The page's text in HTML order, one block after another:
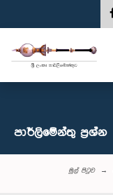
පාර්ලි‌මේන්තු‌ ප්‍රශ්න
මුල් පිටුව